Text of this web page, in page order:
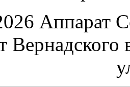
Аппарат